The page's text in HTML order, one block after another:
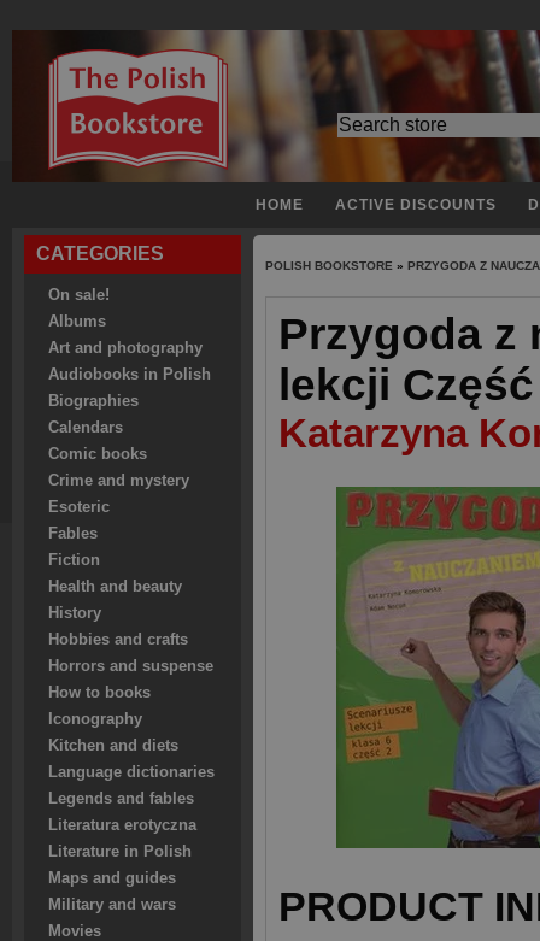
HOME ACTIVE DISCOUNTS
CATEGORIES
On sale!
Albums
Art and photography
Audiobooks in Polish
Biographies
Calendars
Comic books
Crime and mystery
Esoteric
Fables
Fiction
Health and beauty
History
Hobbies and crafts
Horrors and suspense
How to books
Iconography
Kitchen and diets
Language dictionaries
Legends and fables
Literatura erotyczna
Literature in Polish
Maps and guides
Military and wars
Movies
POLISH BOOKSTORE » PRZYGODA Z
Przygoda z
lekcji
Katarzyna
PRODUCT